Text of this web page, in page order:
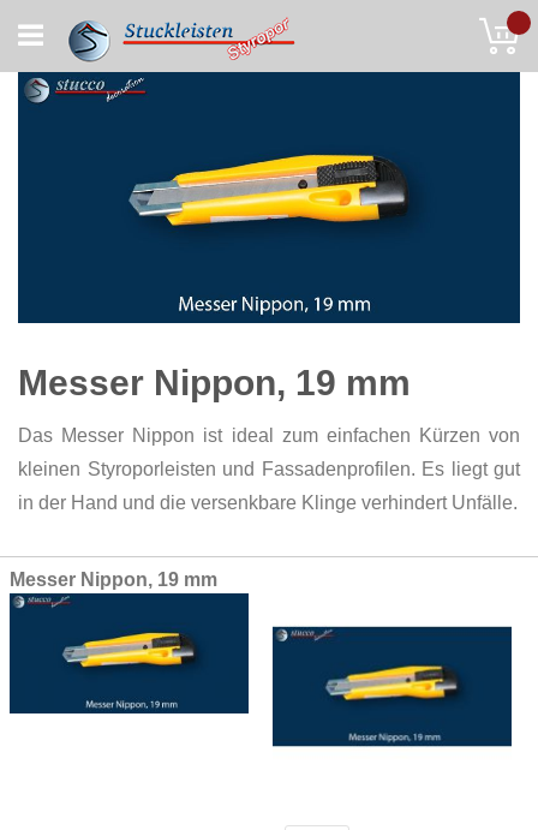
to
Content
Messer Nippon, 19 mm
Das Messer Nippon ist ideal zum einfachen Kürzen von
kleinen Styroporleisten und Fassadenprofilen. Es liegt gut
in der Hand und die versenkbare Klinge verhindert Unfälle.
Grouped
product
Messer Nippon, 19 mm